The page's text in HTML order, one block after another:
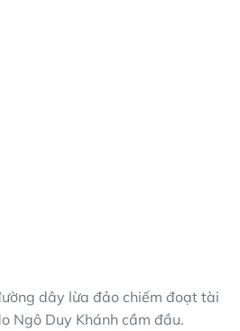
dây lừa đảo chiếm đoạt tài
Ngô Duy Khánh cầm đầu.